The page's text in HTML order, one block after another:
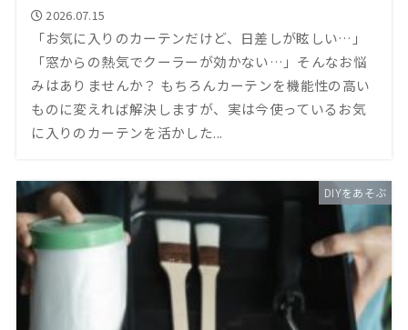
2026.07.15
「お気に入りのカーテンだけど、日差しが眩しい…」
「窓からの熱気でクーラーが効かない…」そんなお悩
みはありませんか？ もちろんカーテンを機能性の高い
ものに変えれば解決しますが、実は今使っているお気
に入りのカーテンを活かした...
DIYをあそぶ